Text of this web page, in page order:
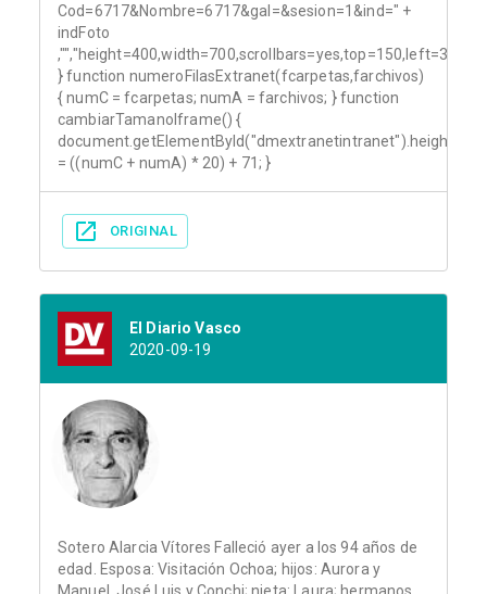
Cod=6717&Nombre=6717&gal=&sesion=1&ind=" +
indFoto
,"","height=400,width=700,scrollbars=yes,top=150,left=300");
} function numeroFilasExtranet(fcarpetas,farchivos)
{ numC = fcarpetas; numA = farchivos; } function
cambiarTamanoIframe() {
document.getElementById("dmextranetintranet").height
= ((numC + numA) * 20) + 71; }
ORIGINAL
El Diario Vasco
2020-09-19
Sotero Alarcia Vítores Falleció ayer a los 94 años de
edad. Esposa: Visitación Ochoa; hijos: Aurora y